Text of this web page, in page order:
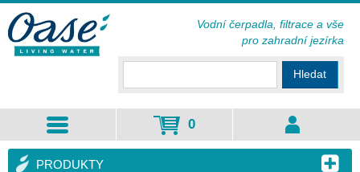
PRODUKTY
Hledat
0
Vodní čerpadla, filtrace a vše
pro zahradní jezírka